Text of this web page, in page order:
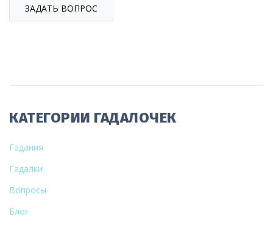
ЗАДАТЬ ВОПРОС
КАТЕГОРИИ ГАДАЛОЧЕК
Гадания
Гадалки
Вопросы
Блог